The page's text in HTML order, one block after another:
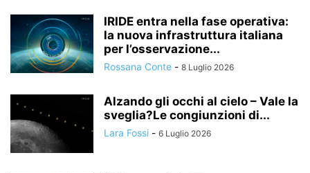
IRIDE entra nella fase operativa:
la nuova infrastruttura italiana
per l’osservazione...
Rossana Conte - 8 Luglio 2026
Alzando gli occhi al cielo – Vale la
sveglia?Le congiunzioni di...
Lara Fossi - 6 Luglio 2026